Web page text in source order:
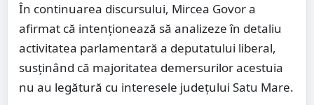
În continuarea discursului, Mircea Govor a
afirmat că intenționează să analizeze în detaliu
activitatea parlamentară a deputatului liberal,
susținând că majoritatea demersurilor acestuia
nu au legătură cu interesele județului Satu Mare.